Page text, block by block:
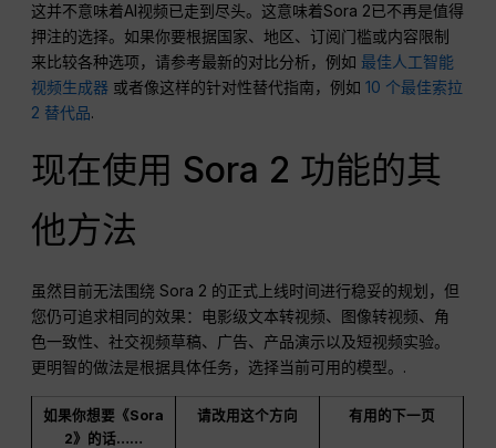
这并不意味着AI视频已走到尽头。这意味着Sora 2已不再是值得
押注的选择。如果你要根据国家、地区、订阅门槛或内容限制
来比较各种选项，请参考最新的对比分析，例如 最佳人工智能
视频生成器 或者像这样的针对性替代指南，例如10 个最佳索拉
2 替代品.
现在使用 Sora 2 功能的其
他方法
虽然目前无法围绕 Sora 2 的正式上线时间进行稳妥的规划，但
您仍可追求相同的效果：电影级文本转视频、图像转视频、角
色一致性、社交视频草稿、广告、产品演示以及短视频实验。
更明智的做法是根据具体任务，选择当前可用的模型。.
如果你想要《Sora
2》的话……
请改用这个方向 有用的下一页